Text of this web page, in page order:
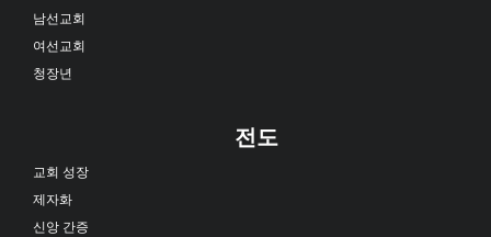
남선교회
여선교회
청장년
전도
교회 성장
제자화
신앙 간증